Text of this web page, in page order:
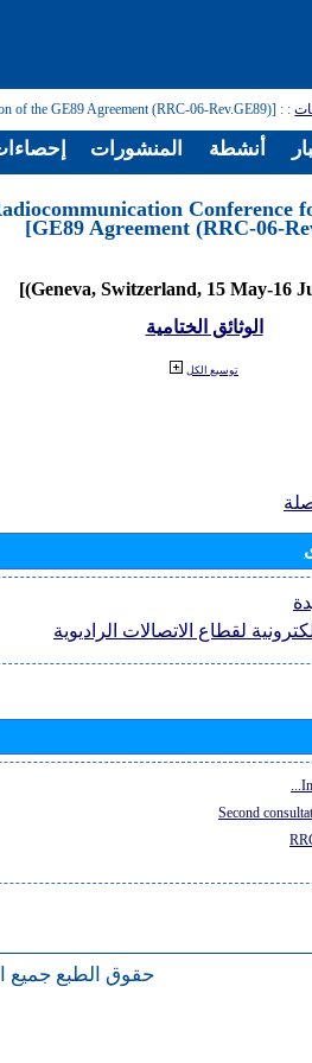
:
: [Regional Radiocommunication Conference for the Revision of the GE89 Agreement (RRC-06-Rev.GE89)]
Conference
GE89 Agreement (RRC-06-
الوثائق الختامية
توسيع الكل
لقطاع الاتصالات الراديوية
Second
حقوق الطبع جميع
المنشورات أنشطة